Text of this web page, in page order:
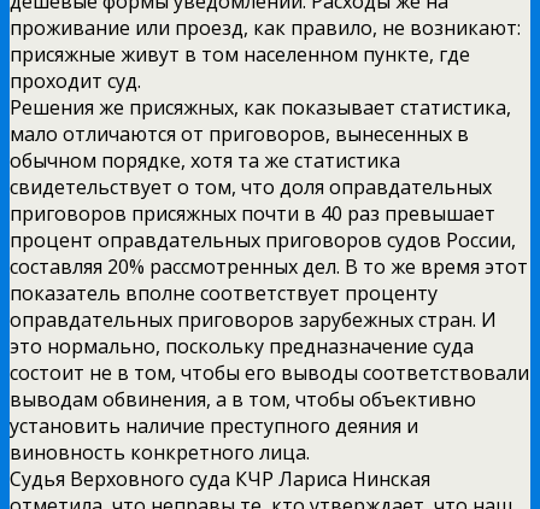
проживание или проезд, как правило, не возникают:
присяжные живут в том населенном пункте, где
проходит суд.
Решения же присяжных, как показывает статистика,
мало отличаются от приговоров, вынесенных в
обычном порядке, хотя та же статистика
свидетельствует о том, что доля оправдательных
приговоров присяжных почти в 40 раз превышает
процент оправдательных приговоров судов России,
составляя 20% рассмотренных дел. В то же время этот
показатель вполне соответствует проценту
оправдательных приговоров зарубежных стран. И
это нормально, поскольку предназначение суда
состоит не в том, чтобы его выводы соответствовали
выводам обвинения, а в том, чтобы объективно
установить наличие преступного деяния и
виновность конкретного лица.
Судья Верховного суда КЧР Лариса Нинская